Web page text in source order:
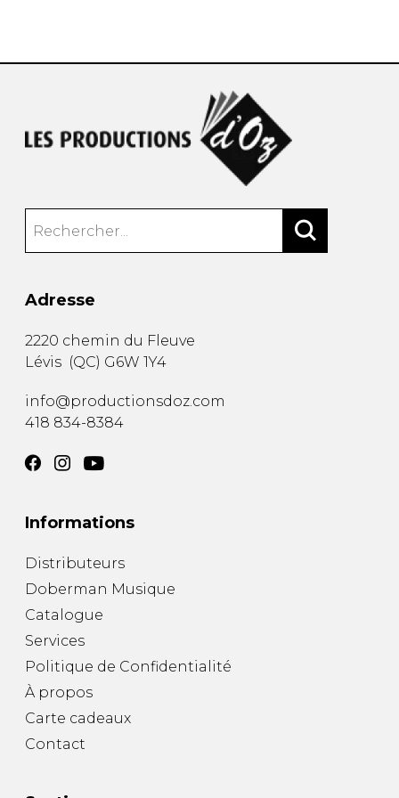
Adresse
2220 chemin du Fleuve
Lévis (QC) G6W 1Y4
info@productionsdoz.com
418 834-8384
Informations
Distributeurs
Doberman Musique
Catalogue
Services
Politique de Confidentialité
À propos
Carte cadeaux
Contact